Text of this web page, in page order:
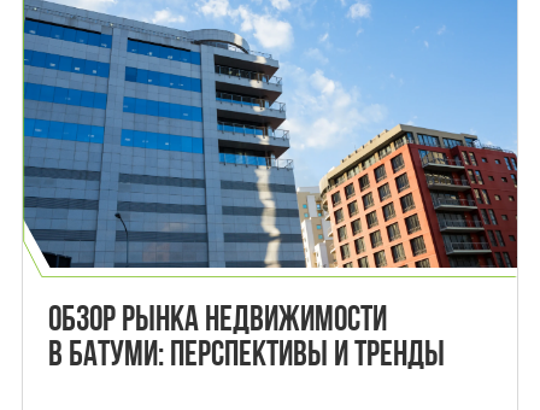
ОБЗОР РЫНКА НЕДВИЖИМОСТИ
В БАТУМИ: ПЕРСПЕКТИВЫ И ТРЕНДЫ